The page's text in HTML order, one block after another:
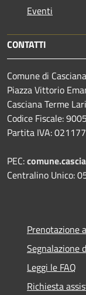
Eventi
CONTATTI
Comune di
Piazza Vittorio
Casciana Terme Lari
Codice Fiscale:
Partita IVA:
PEC:
Centralino Unico:
Prenotazione
Segnalazione
Leggi le FAQ
Richiesta